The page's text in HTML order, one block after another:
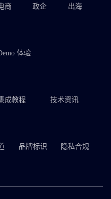
商 政企 出海
体验
成教程 技术资讯
品牌标识
隐私合规